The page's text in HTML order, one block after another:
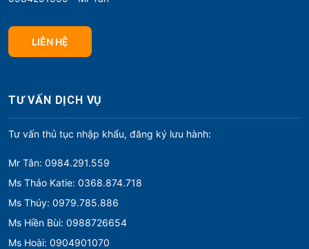
LIÊN HỆ
TƯ VẤN DỊCH VỤ
Tư vấn thủ tục nhập khẩu, đăng ký lưu hành:
Mr Tân: 0984.291.559
Ms Thảo Katie: 0368.874.718
Ms Thúy: 0979.785.886
Ms Hiền Bùi: 0988726654
Ms Hoài: 0904901070